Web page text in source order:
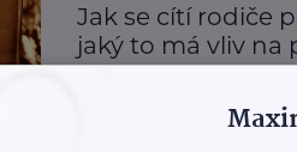
Jak se cítí rodiče
jaký to má vliv na